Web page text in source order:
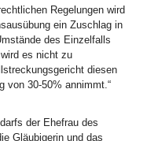
Regelungen wird
ein Zuschlag in
des Einzelfalls
es nicht zu
diesen
von 30-50% annimmt.“
der Ehefrau des
Gläubigerin und das